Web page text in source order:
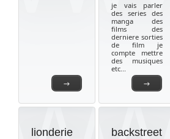
→ →
je vais parler
des series des
manga des
films des
derniere sorties
de film je
compte mettre
des musiques
etc...
lionderie
backstreet